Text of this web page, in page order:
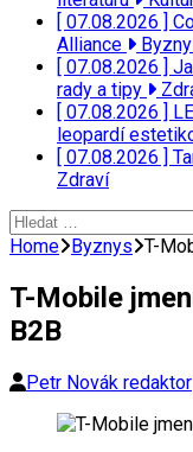
[ 07.08.2026 ]
Alliance
[ 07.08.2026 ]
rady a tipy
[ 07.08.2026 ]
leopardí
[ 07.08.2026 ]
Zdraví
Vyhledávání
Home Byznys T-
T-Mobile
B2B
Petr Novák redaktor